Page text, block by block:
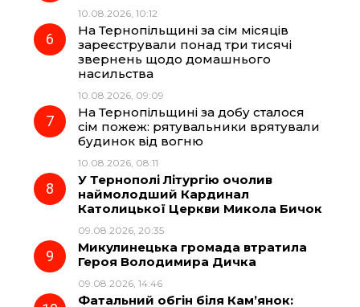
10.08.2026, 10:12
На Тернопільщині за сім місяців
зареєстрували понад три тисячі
звернень щодо домашнього
насильства
10.08.2026, 09:09
На Тернопільщині за добу сталося
сім пожеж: рятувальники врятували
будинок від вогню
10.08.2026, 08:11
У Тернополі Літургію очолив
наймолодший Кардинал
Католицької Церкви Микола Бичок
09.08.2026, 20:35
Микулинецька громада втратила
Героя Володимира Дичка
09.08.2026, 14:46
Фатальний обгін біля Кам’янок: